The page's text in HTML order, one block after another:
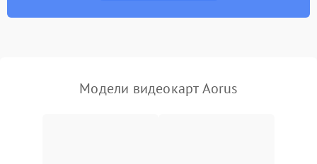
Программные сбои
Модели видеокарт Aorus